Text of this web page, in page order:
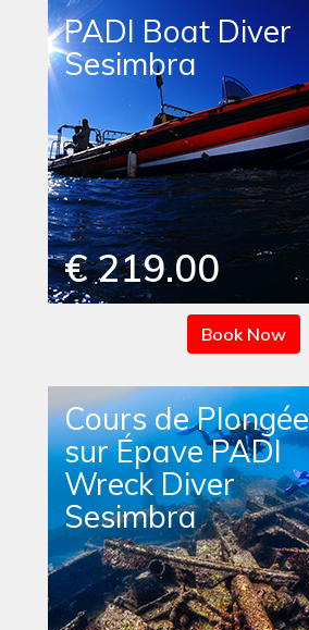
PADI Boat Diver
Sesimbra
€ 219.00
Book Now
Cours de Plongée
sur Épave PADI
Wreck Diver
Sesimbra